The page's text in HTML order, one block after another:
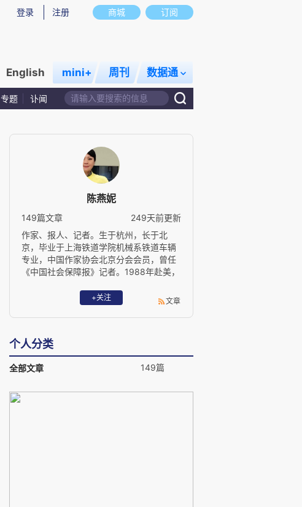
商城 订阅
登录 注册
English mini+ 周刊 数据通
专题 讣闻
陈燕妮
149篇文章
249天前更新
作家、报人、记者。生于杭州，长于北
京，毕业于上海铁道学院机械系铁道车辆
专业，中国作家协会北京分会会员，曾任
《中国社会保障报》记者。1988年赴美，
视台记者，曾为《美洲文汇周刊》负责
人，自1994年起出版过《告诉你一个真美
国》、《纽约意识》、《遭遇美国》和
+关注 文章
个人分类
全部文章 149篇